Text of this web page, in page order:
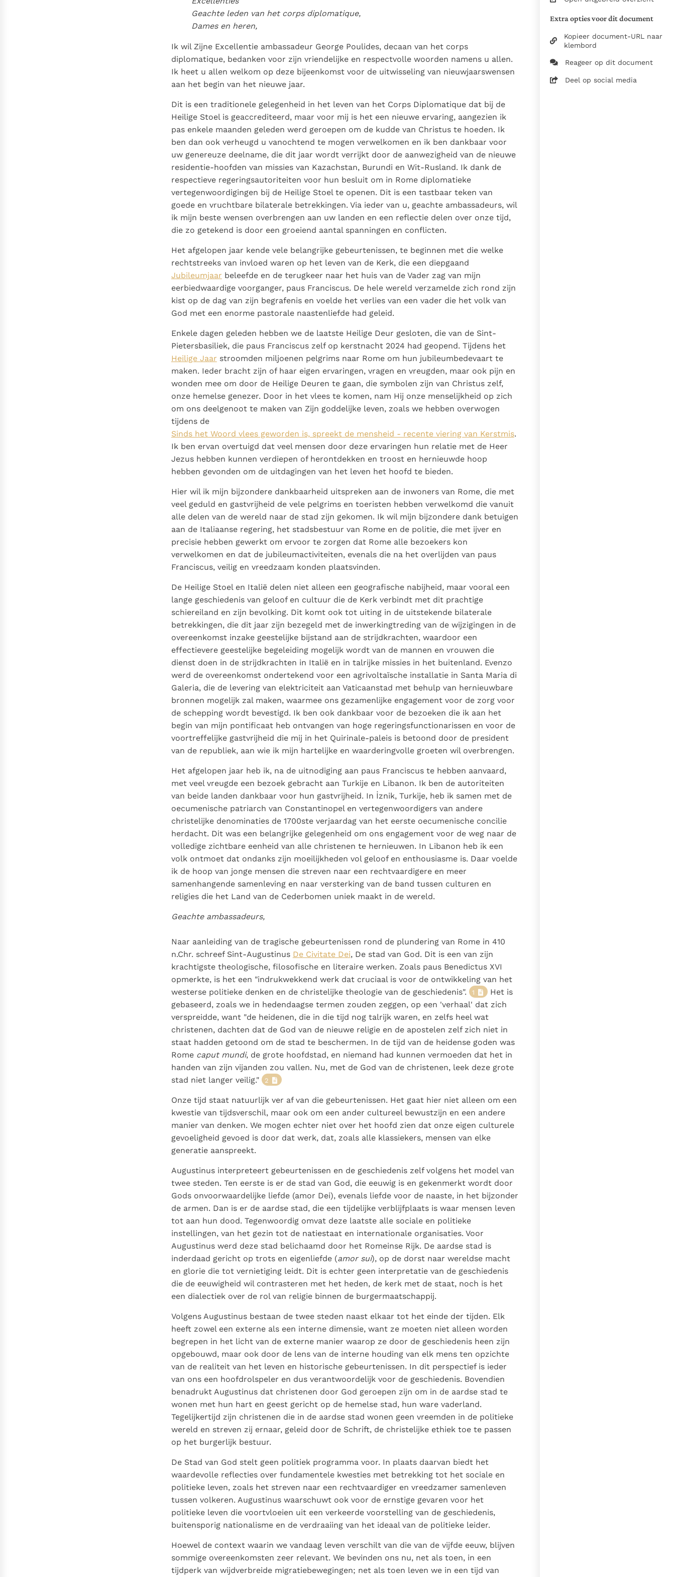
Gebruiksvoorwaarden
koninkrijk te
herkennen
groeit stilletjes door
liefde, niet door
De mystiek. De
mystieke
verschijnselen en de
heiligheid
Augustinus toont ons de
Toespraken
Vert. uit het Engels
van de documenten
9 januari 2026
Extra opties voor dit document
Kopieer document-URL naar
klembord
Reageer op dit document
Deel op social media
Geachte leden van het corps diplomatique,
Dames en heren,
Ik wil Zijne Excellentie ambassadeur George Poulides, decaan van het corps
diplomatique, bedanken voor zijn vriendelijke en respectvolle woorden namens u allen.
Ik heet u allen welkom op deze bijeenkomst voor de uitwisseling van nieuwjaarswensen
aan het begin van het nieuwe jaar.
Dit is een traditionele gelegenheid in het leven van het Corps Diplomatique dat bij de
Heilige Stoel is geaccrediteerd, maar voor mij is het een nieuwe ervaring, aangezien ik
pas enkele maanden geleden werd geroepen om de kudde van Christus te hoeden. Ik
ben dan ook verheugd u vanochtend te mogen verwelkomen en ik ben dankbaar voor
uw genereuze deelname, die dit jaar wordt verrijkt door de aanwezigheid van de nieuwe
residentie-hoofden van missies van Kazachstan, Burundi en Wit-Rusland. Ik dank de
respectieve regeringsautoriteiten voor hun besluit om in Rome diplomatieke
vertegenwoordigingen bij de Heilige Stoel te openen. Dit is een tastbaar teken van
goede en vruchtbare bilaterale betrekkingen. Via ieder van u, geachte ambassadeurs, wil
ik mijn beste wensen overbrengen aan uw landen en een reflectie delen over onze tijd,
die zo getekend is door een groeiend aantal spanningen en conflicten.
Het afgelopen jaar kende vele belangrijke gebeurtenissen, te beginnen met die welke
rechtstreeks van invloed waren op het leven van de Kerk, die een diepgaand
Jubileumjaar beleefde en de terugkeer naar het huis van de Vader zag van mijn
eerbiedwaardige voorganger, paus Franciscus. De hele wereld verzamelde zich rond zijn
kist op de dag van zijn begrafenis en voelde het verlies van een vader die het volk van
God met een enorme pastorale naastenliefde had geleid.
Enkele dagen geleden hebben we de laatste Heilige Deur gesloten, die van de Sint-
Pietersbasiliek, die paus Franciscus zelf op kerstnacht 2024 had geopend. Tijdens het
Heilige Jaar stroomden miljoenen pelgrims naar Rome om hun jubileumbedevaart te
maken. Ieder bracht zijn of haar eigen ervaringen, vragen en vreugden, maar ook pijn en
wonden mee om door de Heilige Deuren te gaan, die symbolen zijn van Christus zelf,
onze hemelse genezer. Door in het vlees te komen, nam Hij onze menselijkheid op zich
om ons deelgenoot te maken van Zijn goddelijke leven, zoals we hebben overwogen
tijdens de
Sinds het Woord vlees geworden is, spreekt de mensheid - recente viering van Kerstmis.
Ik ben ervan overtuigd dat veel mensen door deze ervaringen hun relatie met de Heer
Jezus hebben kunnen verdiepen of herontdekken en troost en hernieuwde hoop
hebben gevonden om de uitdagingen van het leven het hoofd te bieden.
Hier wil ik mijn bijzondere dankbaarheid uitspreken aan de inwoners van Rome, die met
veel geduld en gastvrijheid de vele pelgrims en toeristen hebben verwelkomd die vanuit
alle delen van de wereld naar de stad zijn gekomen. Ik wil mijn bijzondere dank betuigen
aan de Italiaanse regering, het stadsbestuur van Rome en de politie, die met ijver en
precisie hebben gewerkt om ervoor te zorgen dat Rome alle bezoekers kon
verwelkomen en dat de jubileumactiviteiten, evenals die na het overlijden van paus
Franciscus, veilig en vreedzaam konden plaatsvinden.
De Heilige Stoel en Italië delen niet alleen een geografische nabijheid, maar vooral een
lange geschiedenis van geloof en cultuur die de Kerk verbindt met dit prachtige
schiereiland en zijn bevolking. Dit komt ook tot uiting in de uitstekende bilaterale
betrekkingen, die dit jaar zijn bezegeld met de inwerkingtreding van de wijzigingen in de
overeenkomst inzake geestelijke bijstand aan de strijdkrachten, waardoor een
effectievere geestelijke begeleiding mogelijk wordt van de mannen en vrouwen die
dienst doen in de strijdkrachten in Italië en in talrijke missies in het buitenland. Evenzo
werd de overeenkomst ondertekend voor een agrivoltaïsche installatie in Santa Maria di
Galeria, die de levering van elektriciteit aan Vaticaanstad met behulp van hernieuwbare
bronnen mogelijk zal maken, waarmee ons gezamenlijke engagement voor de zorg voor
de schepping wordt bevestigd. Ik ben ook dankbaar voor de bezoeken die ik aan het
begin van mijn pontificaat heb ontvangen van hoge regeringsfunctionarissen en voor de
voortreffelijke gastvrijheid die mij in het Quirinale-paleis is betoond door de president
van de republiek, aan wie ik mijn hartelijke en waarderingvolle groeten wil overbrengen.
Het afgelopen jaar heb ik, na de uitnodiging aan paus Franciscus te hebben aanvaard,
met veel vreugde een bezoek gebracht aan Turkije en Libanon. Ik ben de autoriteiten
van beide landen dankbaar voor hun gastvrijheid. In İznik, Turkije, heb ik samen met de
oecumenische patriarch van Constantinopel en vertegenwoordigers van andere
christelijke denominaties de 1700ste verjaardag van het eerste oecumenische concilie
herdacht. Dit was een belangrijke gelegenheid om ons engagement voor de weg naar de
volledige zichtbare eenheid van alle christenen te hernieuwen. In Libanon heb ik een
volk ontmoet dat ondanks zijn moeilijkheden vol geloof en enthousiasme is. Daar voelde
ik de hoop van jonge mensen die streven naar een rechtvaardigere en meer
samenhangende samenleving en naar versterking van de band tussen culturen en
religies die het Land van de Cederbomen uniek maakt in de wereld.
Geachte ambassadeurs,
Naar aanleiding van de tragische gebeurtenissen rond de plundering van Rome in 410
n.Chr. schreef Sint-Augustinus De Civitate Dei, De stad van God. Dit is een van zijn
krachtigste theologische, filosofische en literaire werken. Zoals paus Benedictus XVI
opmerkte, is het een "indrukwekkend werk dat cruciaal is voor de ontwikkeling van het
westerse politieke denken en de christelijke theologie van de geschiedenis".
1
Het is
gebaseerd, zoals we in hedendaagse termen zouden zeggen, op een 'verhaal' dat zich
verspreidde, want "de heidenen, die in die tijd nog talrijk waren, en zelfs heel wat
christenen, dachten dat de God van de nieuwe religie en de apostelen zelf zich niet in
staat hadden getoond om de stad te beschermen. In de tijd van de heidense goden was
Rome caput mundi, de grote hoofdstad, en niemand had kunnen vermoeden dat het in
handen van zijn vijanden zou vallen. Nu, met de God van de christenen, leek deze grote
stad niet langer veilig."
2
Onze tijd staat natuurlijk ver af van die gebeurtenissen. Het gaat hier niet alleen om een
kwestie van tijdsverschil, maar ook om een ander cultureel bewustzijn en een andere
manier van denken. We mogen echter niet over het hoofd zien dat onze eigen culturele
gevoeligheid gevoed is door dat werk, dat, zoals alle klassiekers, mensen van elke
generatie aanspreekt.
Augustinus interpreteert gebeurtenissen en de geschiedenis zelf volgens het model van
twee steden. Ten eerste is er de stad van God, die eeuwig is en gekenmerkt wordt door
Gods onvoorwaardelijke liefde (amor Dei), evenals liefde voor de naaste, in het bijzonder
de armen. Dan is er de aardse stad, die een tijdelijke verblijfplaats is waar mensen leven
tot aan hun dood. Tegenwoordig omvat deze laatste alle sociale en politieke
instellingen, van het gezin tot de natiestaat en internationale organisaties. Voor
Augustinus werd deze stad belichaamd door het Romeinse Rijk. De aardse stad is
inderdaad gericht op trots en eigenliefde (amor sui), op de dorst naar wereldse macht
en glorie die tot vernietiging leidt. Dit is echter geen interpretatie van de geschiedenis
die de eeuwigheid wil contrasteren met het heden, de kerk met de staat, noch is het
een dialectiek over de rol van religie binnen de burgermaatschappij.
Volgens Augustinus bestaan de twee steden naast elkaar tot het einde der tijden. Elk
heeft zowel een externe als een interne dimensie, want ze moeten niet alleen worden
begrepen in het licht van de externe manier waarop ze door de geschiedenis heen zijn
opgebouwd, maar ook door de lens van de interne houding van elk mens ten opzichte
van de realiteit van het leven en historische gebeurtenissen. In dit perspectief is ieder
van ons een hoofdrolspeler en dus verantwoordelijk voor de geschiedenis. Bovendien
benadrukt Augustinus dat christenen door God geroepen zijn om in de aardse stad te
wonen met hun hart en geest gericht op de hemelse stad, hun ware vaderland.
Tegelijkertijd zijn christenen die in de aardse stad wonen geen vreemden in de politieke
wereld en streven zij ernaar, geleid door de Schrift, de christelijke ethiek toe te passen
op het burgerlijk bestuur.
De Stad van God stelt geen politiek programma voor. In plaats daarvan biedt het
waardevolle reflecties over fundamentele kwesties met betrekking tot het sociale en
politieke leven, zoals het streven naar een rechtvaardiger en vreedzamer samenleven
tussen volkeren. Augustinus waarschuwt ook voor de ernstige gevaren voor het
politieke leven die voortvloeien uit een verkeerde voorstelling van de geschiedenis,
buitensporig nationalisme en de verdraaiing van het ideaal van de politieke leider.
Hoewel de context waarin we vandaag leven verschilt van die van de vijfde eeuw, blijven
sommige overeenkomsten zeer relevant. We bevinden ons nu, net als toen, in een
tijdperk van wijdverbreide migratiebewegingen; net als toen leven we in een tijd van